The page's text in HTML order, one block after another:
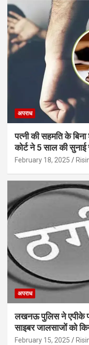
अपराध
पत्नी की सहमति के
कोर्ट ने 5 साल की
February 18, 2025
अपराध
लखनऊ पुलिस ने एपीके
साइबर जालसाजों को
February 15, 2025